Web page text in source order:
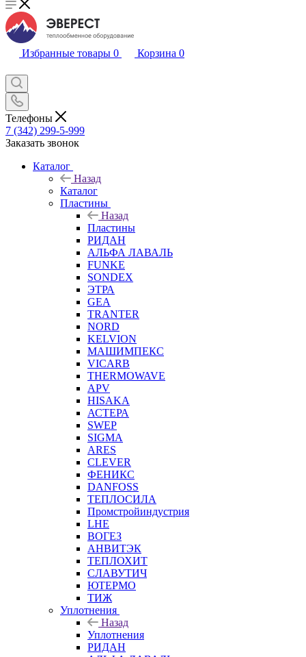
Избранные товары 0 Корзина 0
Телефоны
7 (342) 299-5-999
Заказать звонок
Каталог
Назад
Каталог
Пластины
Назад
Пластины
РИДАН
АЛЬФА ЛАВАЛЬ
FUNKE
SONDEX
ЭТРА
GEA
TRANTER
NORD
KELVION
МАШИМПЕКС
VICARB
THERMOWAVE
APV
HISAKA
АСТЕРА
SWEP
SIGMA
ARES
CLEVER
ФЕНИКС
DANFOSS
ТЕПЛОСИЛА
Промстройиндустрия
LHE
ВОГЕЗ
АНВИТЭК
ТЕПЛОХИТ
СЛАВУТИЧ
ЮТЕРМО
ТИЖ
Уплотнения
Назад
Уплотнения
РИДАН